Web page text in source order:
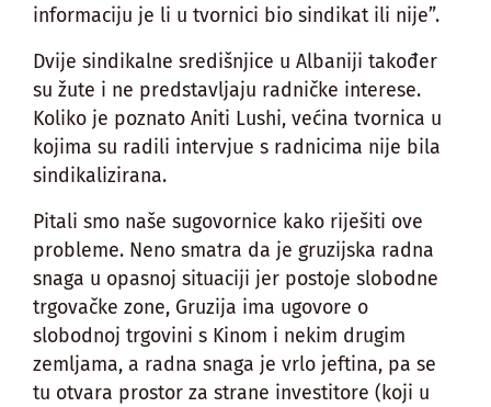
informaciju je li u tvornici bio sindikat ili nije”.
Dvije sindikalne središnjice u Albaniji također
su žute i ne predstavljaju radničke interese.
Koliko je poznato Aniti Lushi, većina tvornica u
kojima su radili intervjue s radnicima nije bila
sindikalizirana.
Pitali smo naše sugovornice kako riješiti ove
probleme. Neno smatra da je gruzijska radna
snaga u opasnoj situaciji jer postoje slobodne
trgovačke zone, Gruzija ima ugovore o
slobodnoj trgovini s Kinom i nekim drugim
zemljama, a radna snaga je vrlo jeftina, pa se
tu otvara prostor za strane investitore (koji u